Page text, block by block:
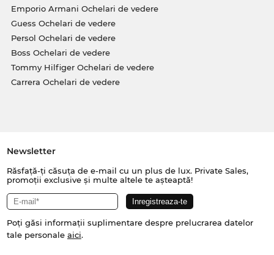
Emporio Armani Ochelari de vedere
Guess Ochelari de vedere
Persol Ochelari de vedere
Boss Ochelari de vedere
Tommy Hilfiger Ochelari de vedere
Carrera Ochelari de vedere
Newsletter
Răsfață-ți căsuța de e-mail cu un plus de lux. Private Sales,
promoții exclusive și multe altele te așteaptă!
Poți găsi informații suplimentare despre prelucrarea datelor
tale personale aici.